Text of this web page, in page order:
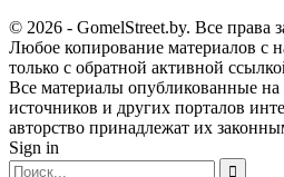
© 2026 - GomelStreet.by. Все права
Любое копирование материалов с
только с обратной активной
Все материалы опубликованные на
источников и других порталов
авторство принадлежат их
Sign in